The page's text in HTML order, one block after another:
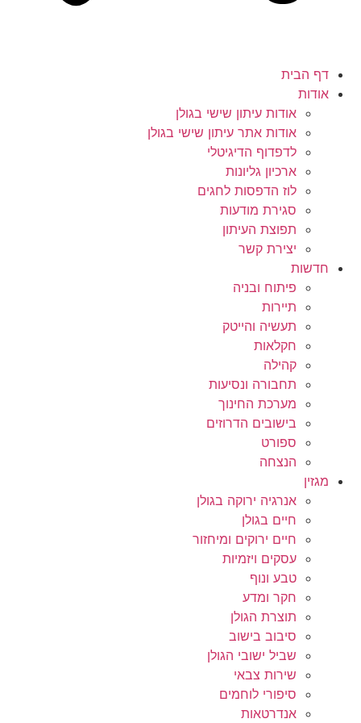
דף הבית
אודות
אודות עיתון שישי בגולן
אודות אתר עיתון שישי בגולן
לדפדוף הדיגיטלי
ארכיון גליונות
לוז הדפסות לחגים
סגירת מודעות
תפוצת העיתון
יצירת קשר
חדשות
פיתוח ובניה
תיירות
תעשיה והייטק
חקלאות
קהילה
תחבורה ונסיעות
מערכת החינוך
בישובים הדרוזים
ספורט
הנצחה
מגזין
אנרגיה ירוקה בגולן
חיים בגולן
חיים ירוקים ומיחזור
עסקים ויזמיות
טבע ונוף
חקר ומדע
תוצרת הגולן
סיבוב בישוב
שביל ישובי הגולן
שירות צבאי
סיפורי לוחמים
אנדרטאות